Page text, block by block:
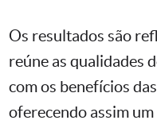
Os resultados são
reúne as qualidades
com os benefícios
oferecendo assim